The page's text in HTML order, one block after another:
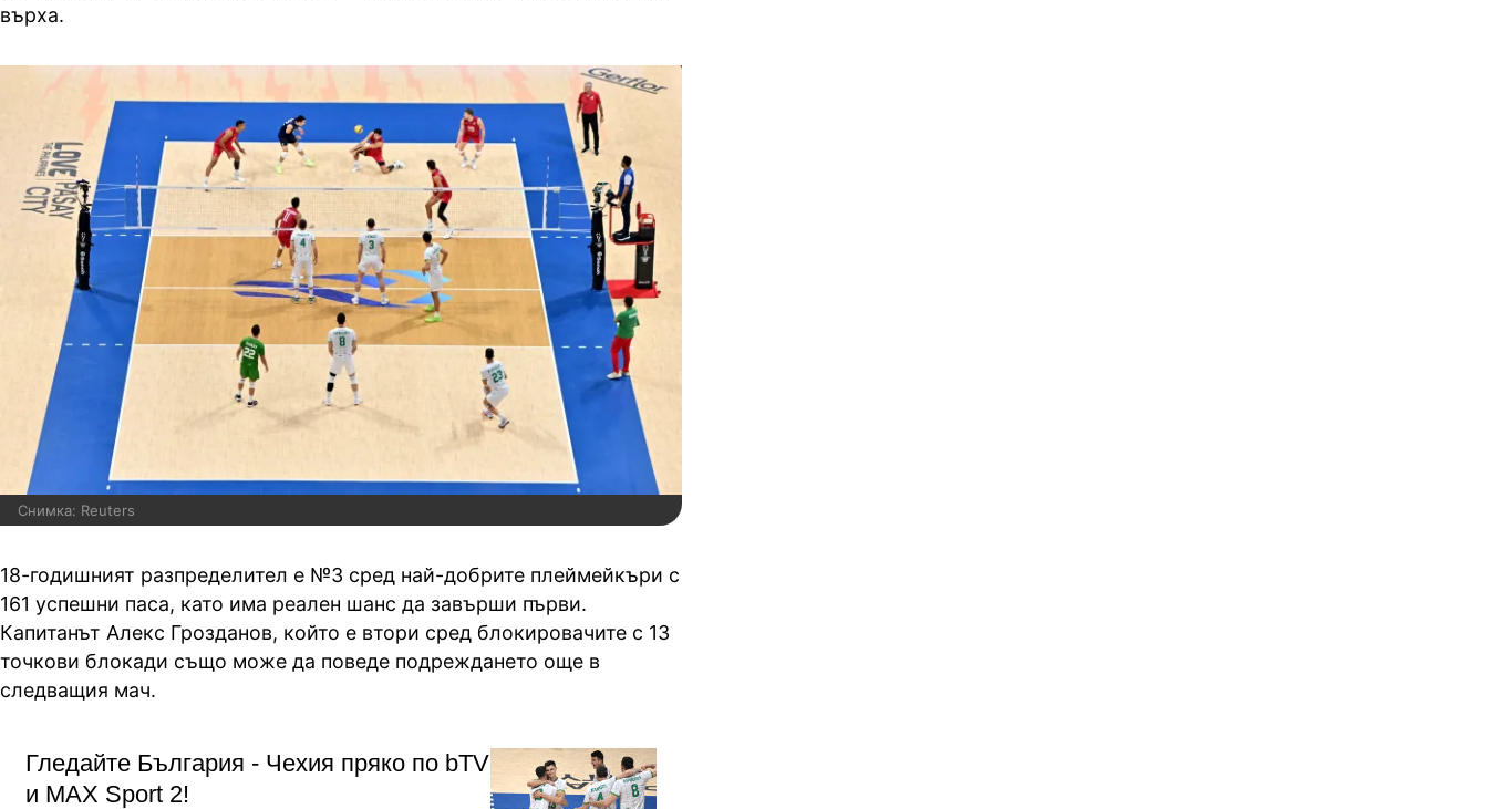
върха.
Снимка: Reuters
18-годишният разпределител е №3 сред най-добрите плеймейкъри с
161 успешни паса, като има реален шанс да завърши първи.
Капитанът Алекс Грозданов, който е втори сред блокировачите с 13
точкови блокади също може да поведе подреждането още в
следващия мач.
Гледайте България - Чехия пряко по bTV
и MAX Sport 2!